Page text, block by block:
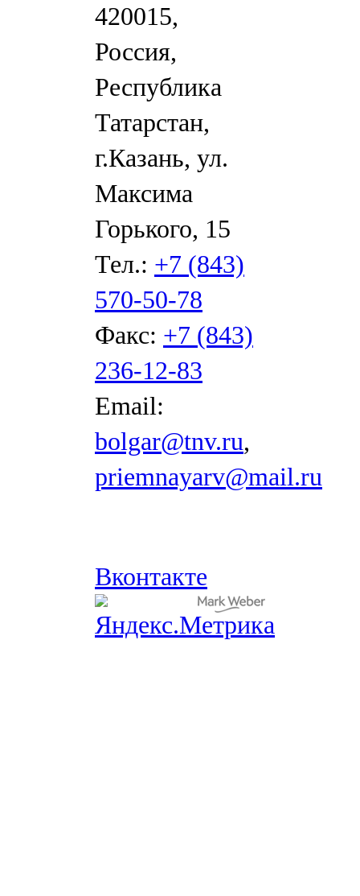
420015,
Россия,
Республика
Татарстан,
г.Казань, ул.
Максима
Горького, 15
Тел.: +7 (843)
570-50-78
Факс: +7 (843)
236-12-83
Email:
bolgar@tnv.ru,
priemnayarv@mail.ru
Вконтакте